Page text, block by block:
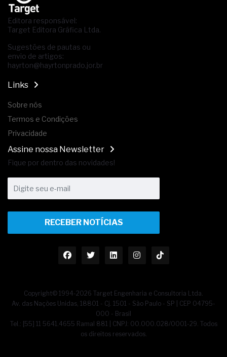
Editora responsável:
Target Editora Gráfica Ltda.
Sugestões de pautas ou
envio de artigos:
hayrton@hayrtonprado.jor.br
Links
Sobre nós
Termos e Condições
Privacidade
Assine nossa Newsletter
Fique por dentro das novidades!
RECEBER NOTÍCIAS
Copyright© 1994-2026 Target Engenharia e Consultoria Ltda.
Av. das Nações Unidas, 18801 - Cj. 1501 - São Paulo - SP | CEP 04795-
000 - Brasil
Tel.: [55] 11 5641.4655 Ramal 881 | CNPJ: 00.000.028/0001-29. Todos
os direitos reservados.